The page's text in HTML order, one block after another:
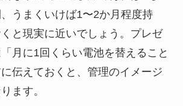
うまくいけば1〜2か月程度持
と現実に近いでしょう。プレゼ
月に1回くらい電池を替えること
伝えておくと、管理のイメージ
ます。